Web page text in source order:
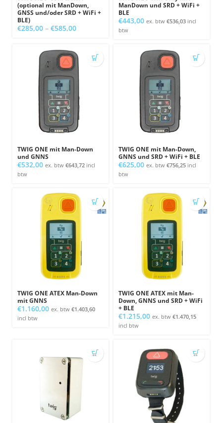
(optional mit ManDown,
GNSS und/oder SRD + WiFi +
BLE)
€285,00 – €585,00Preisspanne:
€585,00
ManDown und SRD + WiFi +
BLE
€443,00 ex. btw €536,03 incl
btw
TWIG ONE mit Man-Down
und GNNS
€532,00 ex. btw €643,72 incl
btw
TWIG ONE mit Man-Down,
GNNS und SRD + WiFi + BLE
€625,00 ex. btw €756,25 incl
btw
TWIG ONE ATEX Man-Down
mit GNNS
€1.160,00 ex. btw €1.403,60
incl btw
TWIG ONE ATEX mit Man-
Down, GNNS und SRD + WiFi
+ BLE
€1.215,00 ex. btw €1.470,15
incl btw